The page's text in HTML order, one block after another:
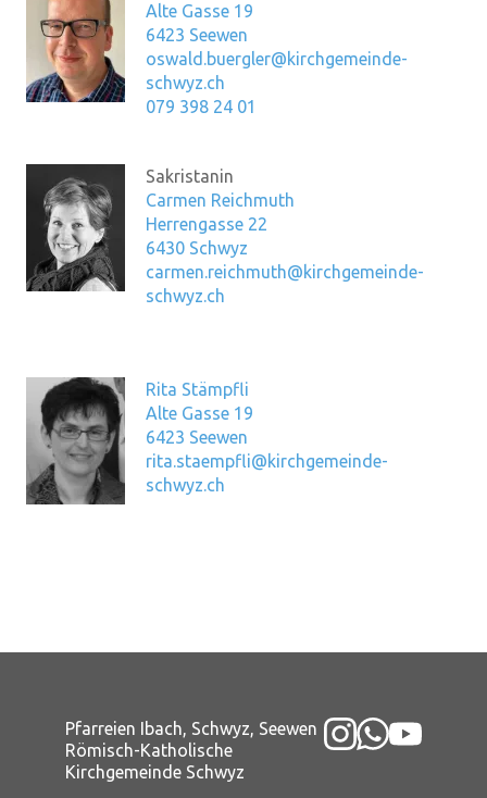
Alte Gasse 19
6423 Seewen
oswald.buergler@kirchgemeinde-
schwyz.ch
079 398 24 01
Sakristanin
Carmen Reichmuth
Herrengasse 22
6430 Schwyz
carmen.reichmuth@kirchgemeinde-
schwyz.ch
Rita Stämpfli
Alte Gasse 19
6423 Seewen
rita.staempfli@kirchgemeinde-
schwyz.ch
Pfarreien Ibach, Schwyz, Seewen
Römisch-Katholische
Kirchgemeinde Schwyz